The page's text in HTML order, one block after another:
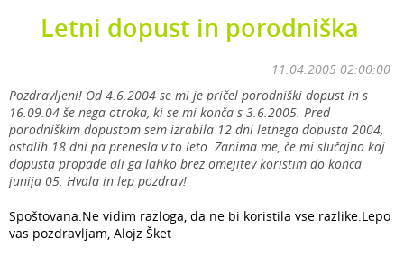
Letni dopust in porodniška
11.04.2005 02:00:00
Pozdravljeni! Od 4.6.2004 se mi je pričel porodniški dopust in s
16.09.04 še nega otroka, ki se mi konča s 3.6.2005. Pred
porodniškim dopustom sem izrabila 12 dni letnega dopusta 2004,
ostalih 18 dni pa prenesla v to leto. Zanima me, če mi slučajno kaj
dopusta propade ali ga lahko brez omejitev koristim do konca
junija 05. Hvala in lep pozdrav!
Spoštovana.Ne vidim razloga, da ne bi koristila vse razlike.Lepo
vas pozdravljam, Alojz Šket